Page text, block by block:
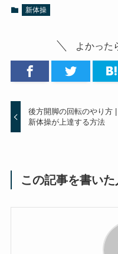
新体操
よかった
後方開脚の回転のやり方 |
新体操が上達する方法
この記事を書いた